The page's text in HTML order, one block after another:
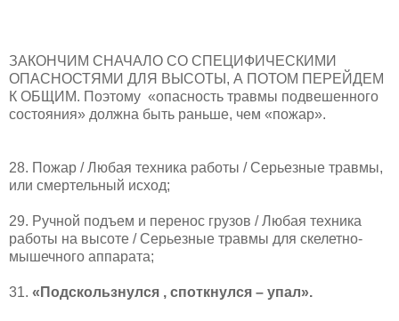
ЗАКОНЧИМ СНАЧАЛО СО СПЕЦИФИЧЕСКИМИ
ОПАСНОСТЯМИ ДЛЯ ВЫСОТЫ, А ПОТОМ ПЕРЕЙДЕМ
К ОБЩИМ. Поэтому «опасность травмы подвешенного
состояния» должна быть раньше, чем «пожар».
28. Пожар / Любая техника работы / Серьезные травмы,
или смертельный исход;
29. Ручной подъем и перенос грузов / Любая техника
работы на высоте / Серьезные травмы для скелетно-
мышечного аппарата;
31. «Подскользнулся , споткнулся – упал».